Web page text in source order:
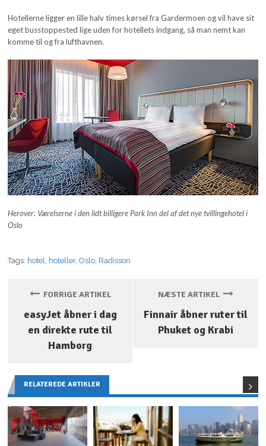
Hotellerne ligger en lille halv times kørsel fra Gardermoen og vil have sit
eget busstoppested lige uden for hotellets indgang, så man nemt kan
komme til og fra lufthavnen.
Herover: Værelserne i den lidt billigere Park Inn del af det nye tvillingehotel i
Oslo
Tags: hotel, hoteller,Oslo, Radisson
FORRIGE ARTIKEL
easyJet åbner i dag
en direkte rute til
Hamborg
NÆSTE ARTIKEL
Finnair åbner ruter til
Phuket og Krabi
RELATEREDE ARTIKLER